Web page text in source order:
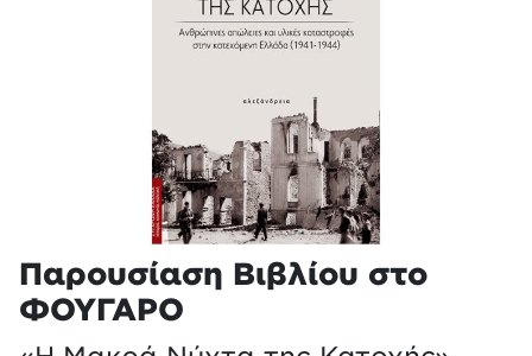
Παρουσίαση Βιβλίου στο
ΦΟΥΓΑΡΟ